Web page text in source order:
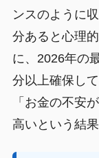
ンスのように
分あると心理
に、2026年の
分以上確保し
「お金の不安
高いという結